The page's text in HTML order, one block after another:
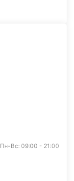
Пн-Вс: 09:00 - 21:00